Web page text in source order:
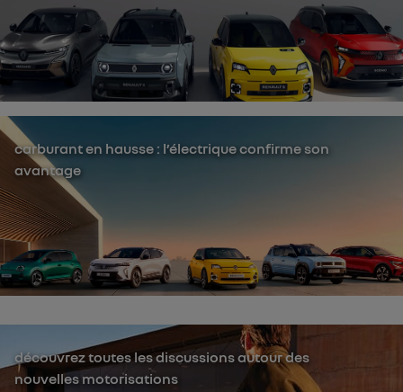
carburant en hausse : l’électrique confirme son
avantage
découvrez toutes les discussions autour des
nouvelles motorisations